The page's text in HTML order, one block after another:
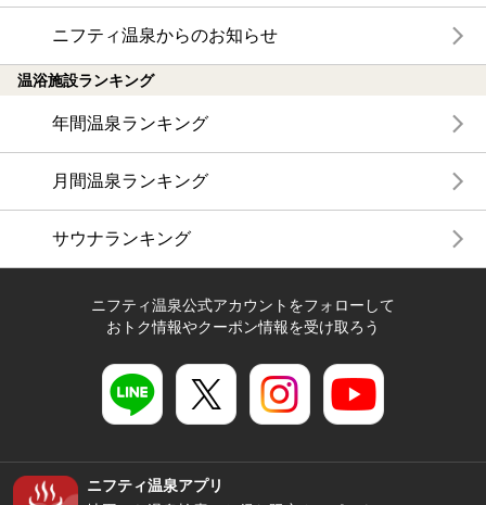
ニフティ温泉からのお知らせ
温浴施設ランキング
年間温泉ランキング
月間温泉ランキング
サウナランキング
ニフティ温泉公式アカウントをフォローして
おトク情報やクーポン情報を受け取ろう
ニフティ温泉アプリ